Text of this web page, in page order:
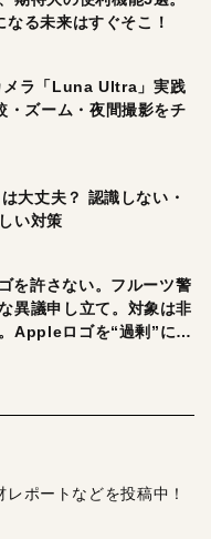
る未来はすぐそこ！
ラ「Luna Ultra」実践
・ズーム・夜間撮影をチ
大丈夫？ 認識しない・
い対策
を許さない。フルーツ警
異議申し立て。対象は非
Appleロゴを“過剰”に守
ポートなどを投稿中！